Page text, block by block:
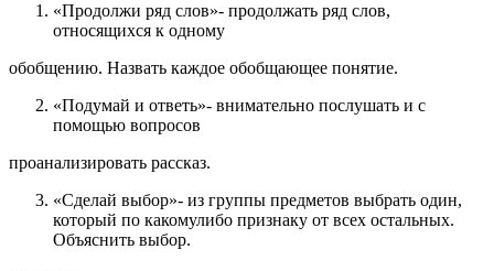
«Продолжи ряд слов»- продолжать ряд слов,
относящихся к одному
обобщению. Назвать каждое обобщающее понятие.
«Подумай и ответь»- внимательно послушать и с
помощью вопросов
проанализировать рассказ.
«Сделай выбор»- из группы предметов выбрать один,
который по какомулибо признаку от всех остальных.
Объяснить выбор.